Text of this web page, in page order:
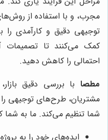
مجرب، و با استفاده از
توجیهی دقیق و کارآمدی را
کمک می‌کنند تا تصمیمات
احتمالی را کاهش دهید.
مطصا با بررسی دقیق
مشتریان، طرح‌های توجیهی
شما تنظیم می‌کند. ما به شما
ایده‌های خود را به